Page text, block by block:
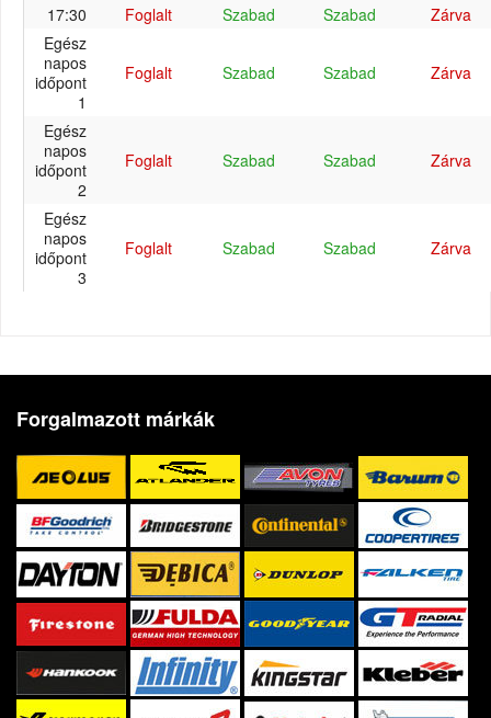
17:30
Foglalt Szabad Szabad
Zárva
Egész
napos
időpont
1
Foglalt Szabad Szabad Zárva
Egész
napos
időpont
2
Foglalt Szabad Szabad Zárva
Egész
napos
időpont
3
Foglalt Szabad Szabad Zárva
Forgalmazott márkák